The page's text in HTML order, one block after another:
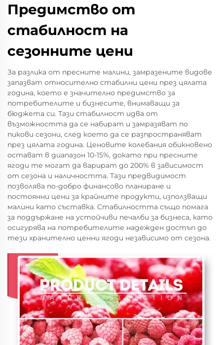
Предимство от
стабилност на
сезонните цени
За разлика от пресните малини, замразените видове
запазват относително стабилни цени през цялата
година, което е значително предимство за
потребителите и бизнесите, внимаващи за
бюджета си. Тази стабилност идва от
възможността да се набират и замразяват по
пикови сезони, след което да се разпространяват
през цялата година. Ценовите колебания обикновено
остават в диапазон 10-15%, докато при пресните
ягоди те могат да варират до 200% в зависимост
от сезона и наличността. Тази предвидимост
позволява по-добро финансово планиране и
постоянни цени за крайните продукти, използващи
малини като съставка. Стабилността също помага
за поддържане на устойчиви печалби за бизнеса, като
осигурява на потребителите надежден достъп до
тези хранително ценни ягоди независимо от сезона.